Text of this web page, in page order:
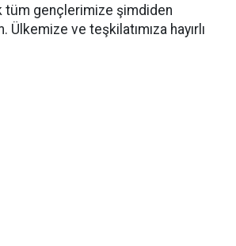
tüm gençlerimize şimdiden
Ülkemize ve teşkilatımıza hayırlı